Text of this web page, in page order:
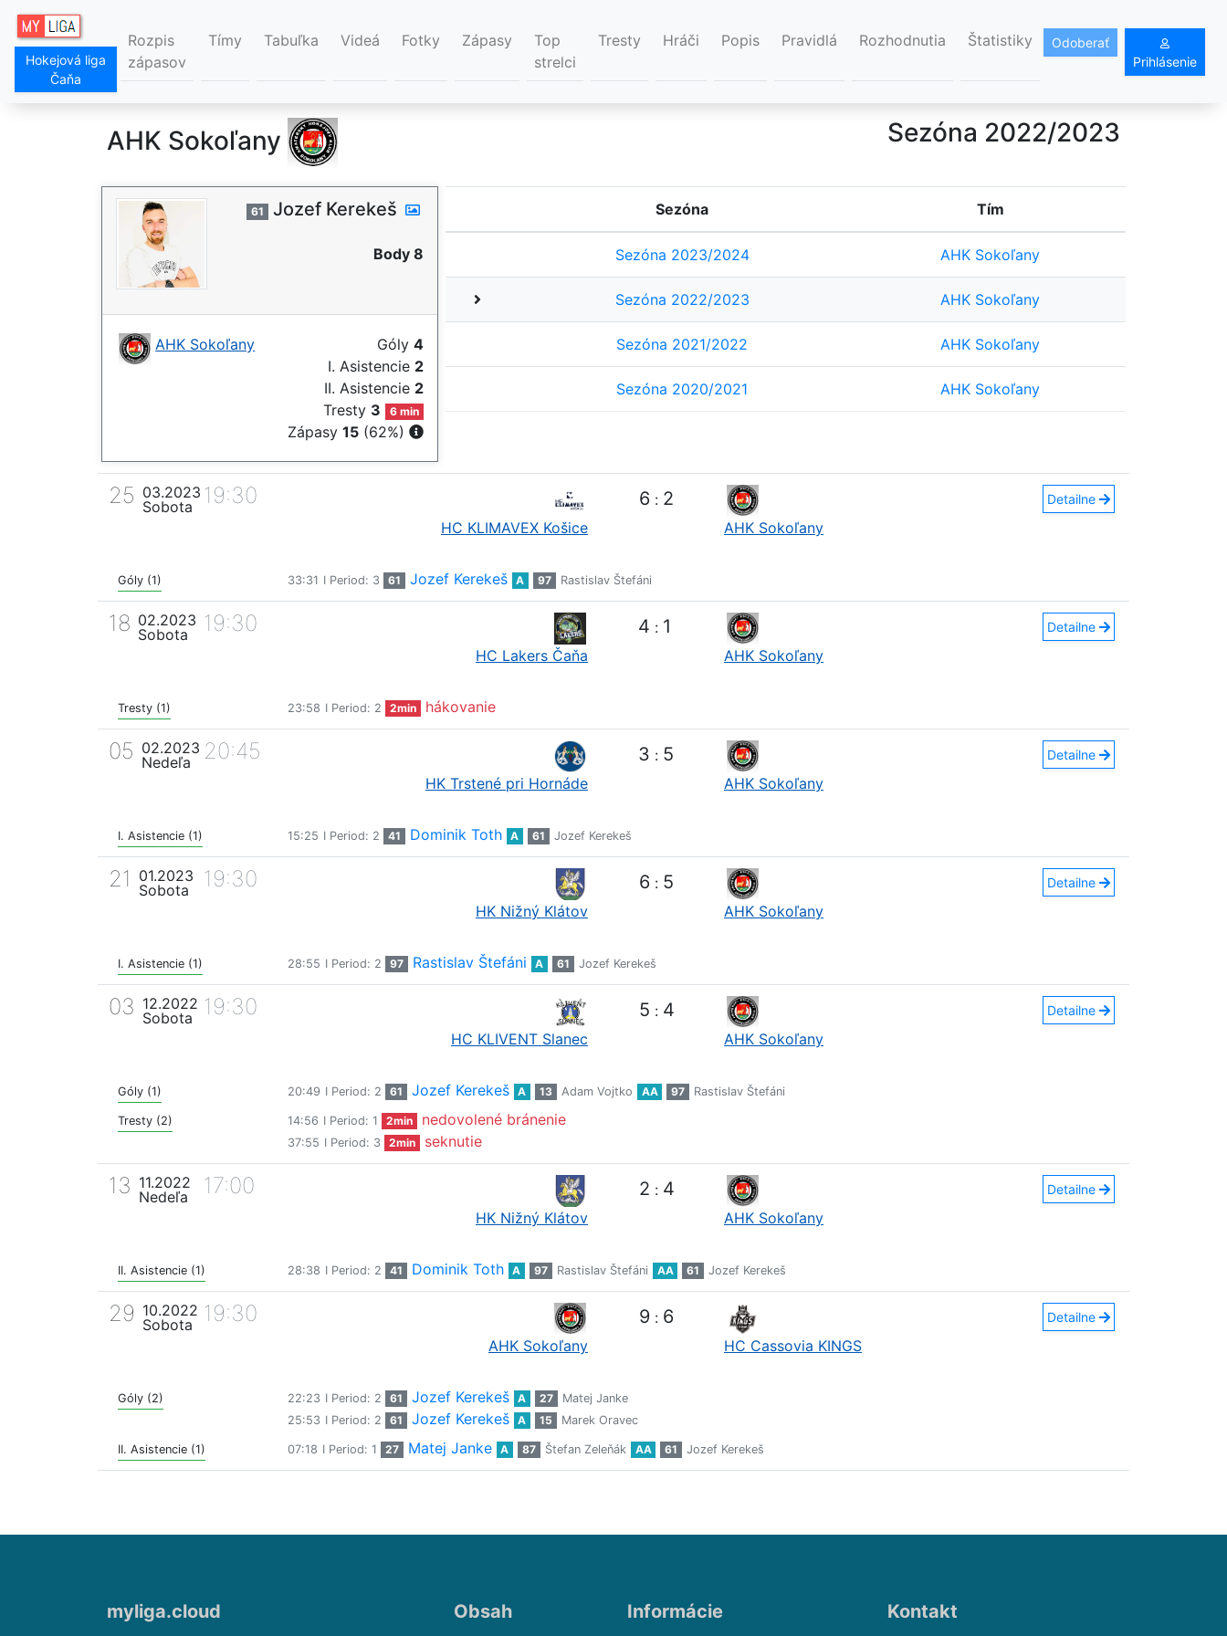
Hokejová liga
Čaňa
Rozpis
zápasov
Tímy Tabuľka Videá Fotky Zápasy
Top
strelci
Tresty Hráči Popis Pravidlá Rozhodnutia Štatistiky
Odoberať
Prihlásenie
AHK Sokoľany Sezóna 2022/2023
61 Jozef Kerekeš
Body 8
AHK Sokoľany Góly 4
I. Asistencie 2
II. Asistencie 2
Tresty 3 6 min
Zápasy 15 (62%)
Sezóna Tím
Sezóna 2023/2024 AHK Sokoľany
Sezóna 2022/2023 AHK Sokoľany
Sezóna 2021/2022 AHK Sokoľany
Sezóna 2020/2021 AHK Sokoľany
25 03.2023
Sobota
19:30
HC KLIMAVEX Košice
6 : 2
AHK Sokoľany
Detailne
Góly (1) 33:31 I Period: 3 61 Jozef Kerekeš A 97 Rastislav Štefáni
18 02.2023
Sobota
19:30
HC Lakers Čaňa
4 : 1
AHK Sokoľany
Detailne
Tresty (1) 23:58 I Period: 2 2min hákovanie
05 02.2023
Nedeľa
20:45
HK Trstené pri Hornáde
3 : 5
AHK Sokoľany
Detailne
I. Asistencie (1) 15:25 I Period: 2 41 Dominik Toth A 61 Jozef Kerekeš
21
01.2023
Sobota
19:30
HK Nižný Klátov
6 : 5
AHK Sokoľany
Detailne
I. Asistencie (1) 28:55 I Period: 2 97 Rastislav Štefáni A 61 Jozef Kerekeš
03 12.2022
Sobota
19:30
HC KLIVENT Slanec
5 : 4
AHK Sokoľany
Detailne
Góly (1) 20:49 I Period: 2 61 Jozef Kerekeš A 13 Adam Vojtko AA 97 Rastislav Štefáni
Tresty (2) 14:56 I Period: 1 2min nedovolené bránenie
37:55 I Period: 3 2min seknutie
13 11.2022
Nedeľa
17:00
HK Nižný Klátov
2 : 4
AHK Sokoľany
Detailne
II. Asistencie (1) 28:38 I Period: 2 41 Dominik Toth A 97 Rastislav Štefáni AA 61 Jozef Kerekeš
29 10.2022
Sobota
19:30
AHK Sokoľany
9 : 6
HC Cassovia KINGS
Detailne
Góly (2) 22:23 I Period: 2 61 Jozef Kerekeš A 27
Matej Janke
25:53 I Period: 2 61 Jozef Kerekeš A 15 Marek Oravec
II. Asistencie (1) 07:18 I Period: 1 27 Matej Janke A 87 Štefan Zeleňák AA 61 Jozef Kerekeš
myliga.cloud Obsah Informácie Kontakt